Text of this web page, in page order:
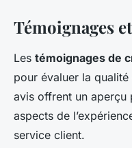
Témoignages
Les témoignages de
pour évaluer la qualité
avis offrent un aperçu
aspects de
service client.